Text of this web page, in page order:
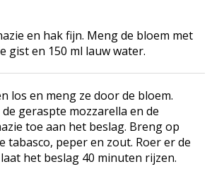
en hak fijn. Meng de bloem met
gist en 150 ml lauw water.
los en meng ze door de bloem.
geraspte mozzarella en de
toe aan het beslag. Breng op
tabasco, peper en zout. Roer er de
het beslag 40 minuten rijzen.